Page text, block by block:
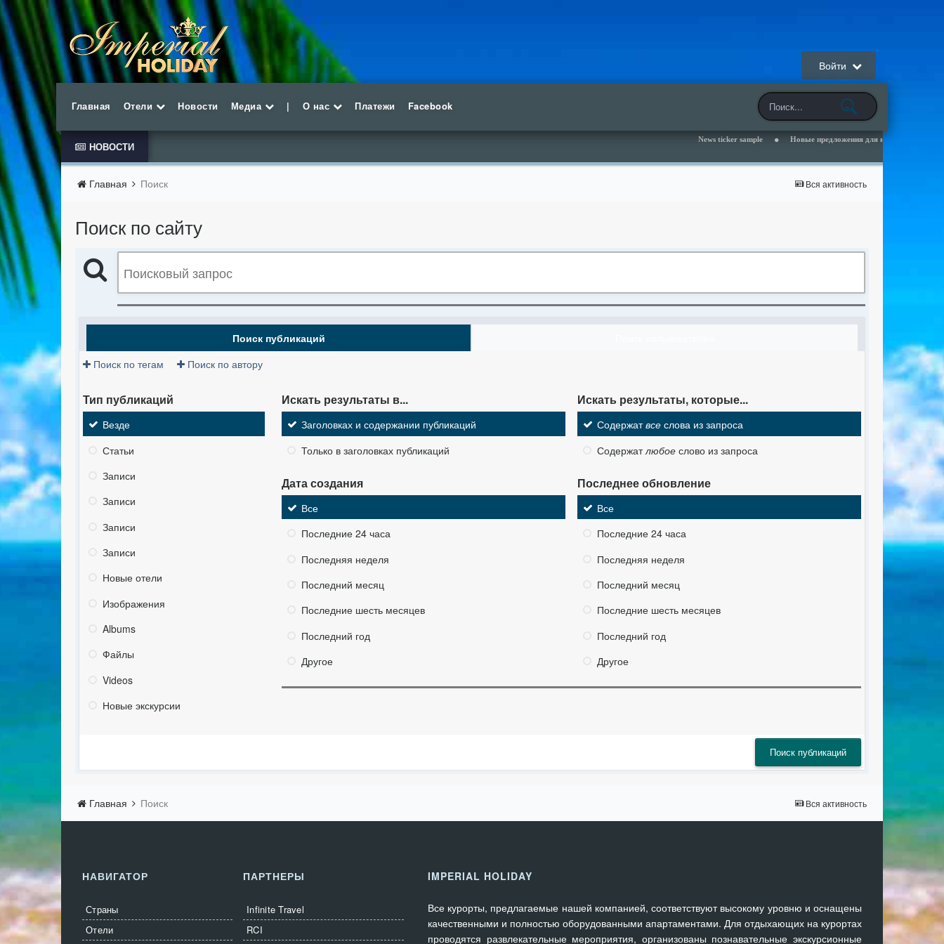
Войти
Главная Отели Новости Медиа | О нас Платежи Facebook
НОВОСТИ
News ticker sample Новые предложения для наших клиентов -
Вся активность
Главная Поиск
Поиск по сайту
Поиск публикаций
Поиск по тегам
Поиск по автору
Тип публикаций
Везде
Статьи
Записи
Записи
Записи
Записи
Новые отели
Изображения
Albums
Файлы
Videos
Новые экскурсии
Искать результаты в...
Заголовках и содержании публикаций
Только в заголовках публикаций
Искать результаты, которые...
Содержатвсе слова из запроса
Содержатлюбое слово из запроса
Дата создания
Все
Последние 24 часа
Последняя неделя
Последний месяц
Последние шесть месяцев
Последний год
Другое
Последнее обновление
Все
Последние 24 часа
Последняя неделя
Последний месяц
Последние шесть месяцев
Последний год
Другое
Поиск публикаций
Вся активность
Главная Поиск
НАВИГАТОР
Страны
Отели
ПАРТНЕРЫ
Infinite Travel
RCI
IMPERIAL HOLIDAY
Все курорты, предлагаемые нашей компанией, соответствуют высокому уровню и оснащены
качественными и полностью оборудованными апартаментами. Для отдыхающих на курортах
проводятся развлекательные мероприятия, организованы познавательные экскурсионные